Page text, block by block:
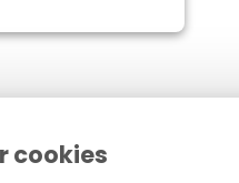
cookies